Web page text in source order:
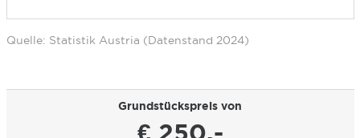
Quelle: Statistik Austria (Datenstand 2024)
Grundstückspreis von
€ 250.-